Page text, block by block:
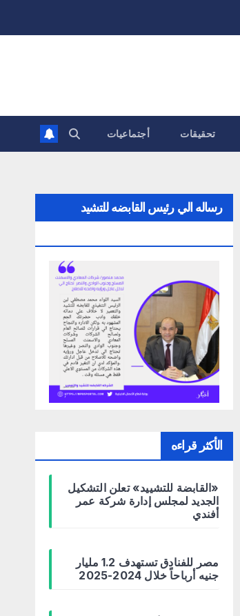
تحقيقات أجتماعيات
رساله الي رئيس القابضه للتشيد
الأكثر قراءه
«القابضة للتشييد» تعلن التشكيل
الجديد لمجلس إدارة شركة عمر
أفندي
مصر للفنادق تستهدف 1.2 مليار
جنيه أرباحاً خلال 2024-2025